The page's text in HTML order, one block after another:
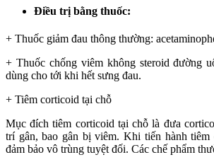
Điều trị bằng thuốc:
+ Thuốc giảm đau thông thường:
+ Thuốc chống viêm không steroid đường
dùng cho tới khi hết sưng đau.
+ Tiêm corticoid tại chỗ
Mục đích tiêm corticoid tại chỗ là đưa
trí gân, bao gân bị viêm. Khi tiến hành tiêm
đảm bảo vô trùng tuyệt đối. Các chế phẩm